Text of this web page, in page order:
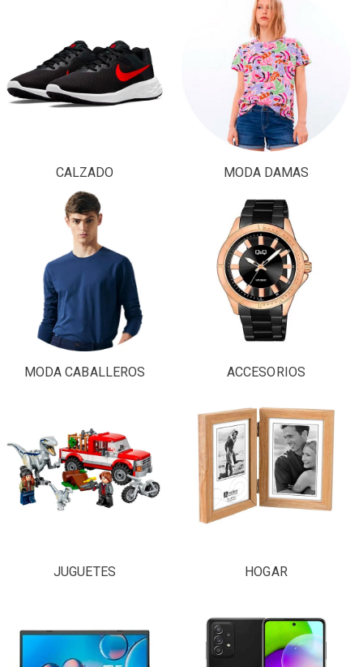
CALZADO MODA DAMAS
MODA CABALLEROS ACCESORIOS
JUGUETES HOGAR